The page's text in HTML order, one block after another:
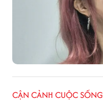
CẬN CẢNH CUỘC SỐNG